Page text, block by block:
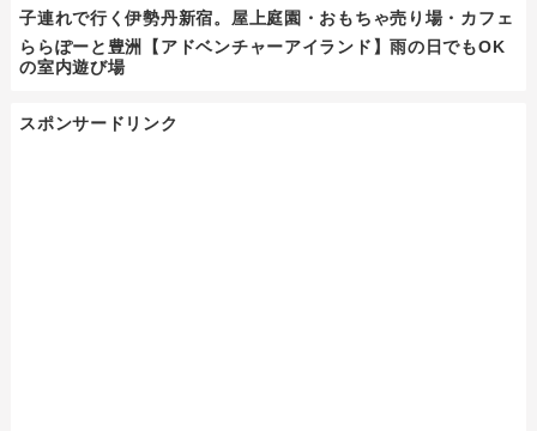
子連れで行く伊勢丹新宿。屋上庭園・おもちゃ売り場・カフェ
ららぽーと豊洲【アドベンチャーアイランド】雨の日でもOK
の室内遊び場
スポンサードリンク